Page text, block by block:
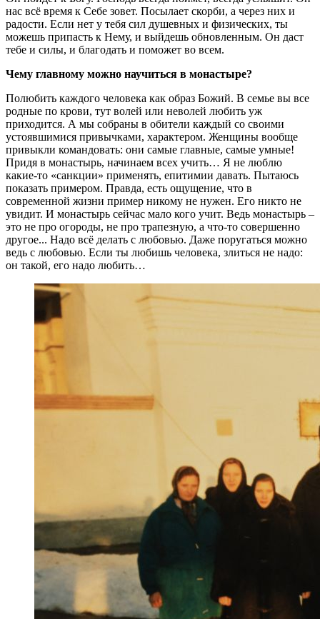
нас всё время к Себе зовет. Посылает скорби, а через них и
радости. Если нет у тебя сил душевных и физических, ты
можешь припасть к Нему, и выйдешь обновленным. Он даст
тебе и силы, и благодать и поможет во всем.
Чему главному можно научиться в монастыре?
Полюбить каждого человека как образ Божий. В семье вы все
родные по крови, тут волей или неволей любить уж
приходится. А мы собраны в обители каждый со своими
устоявшимися привычками, характером. Женщины вообще
привыкли командовать: они самые главные, самые умные!
Придя в монастырь, начинаем всех учить… Я не люблю
какие-­то «санкции» применять, епитимии давать. Пытаюсь
показать примером. Правда, есть ощущение, что в
современной жизни пример никому не нужен. Его никто не
увидит. И монастырь сейчас мало кого учит. Ведь монастырь –
это не про огороды, не про трапезную, а что-­то совершенно
другое... Надо всё делать с любовью. Даже поругаться можно
ведь с любовью. Если ты любишь человека, злиться не надо:
он такой, его надо любить…